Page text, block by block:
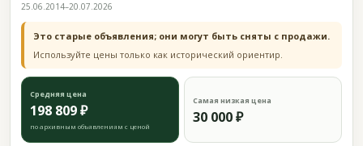
25.06.2014–20.07.2026
Это старые объявления; они могут быть сняты с продажи.
Используйте цены только как исторический ориентир.
Средняя цена
198 809 ₽
по архивным объявлениям с ценой
Самая низкая цена
30 000 ₽